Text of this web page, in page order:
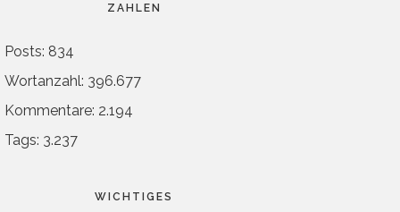
ZAHLEN
Posts: 834
Wortanzahl: 396.677
Kommentare: 2.194
Tags: 3.237
WICHTIGES